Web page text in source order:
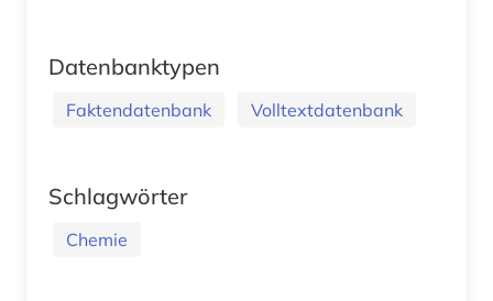
Datenbanktypen
Faktendatenbank Volltextdatenbank
Schlagwörter
Chemie